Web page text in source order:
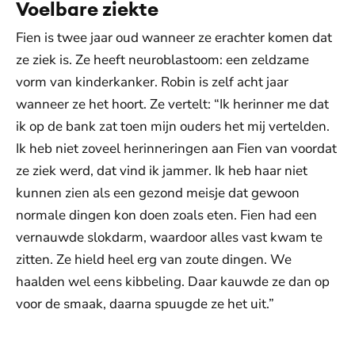
Voelbare ziekte
Fien is twee jaar oud wanneer ze erachter komen dat
ze ziek is. Ze heeft neuroblastoom: een zeldzame
vorm van kinderkanker. Robin is zelf acht jaar
wanneer ze het hoort. Ze vertelt: “Ik herinner me dat
ik op de bank zat toen mijn ouders het mij vertelden.
Ik heb niet zoveel herinneringen aan Fien van voordat
ze ziek werd, dat vind ik jammer. Ik heb haar niet
kunnen zien als een gezond meisje dat gewoon
normale dingen kon doen zoals eten. Fien had een
vernauwde slokdarm, waardoor alles vast kwam te
zitten. Ze hield heel erg van zoute dingen. We
haalden wel eens kibbeling. Daar kauwde ze dan op
voor de smaak, daarna spuugde ze het uit.”